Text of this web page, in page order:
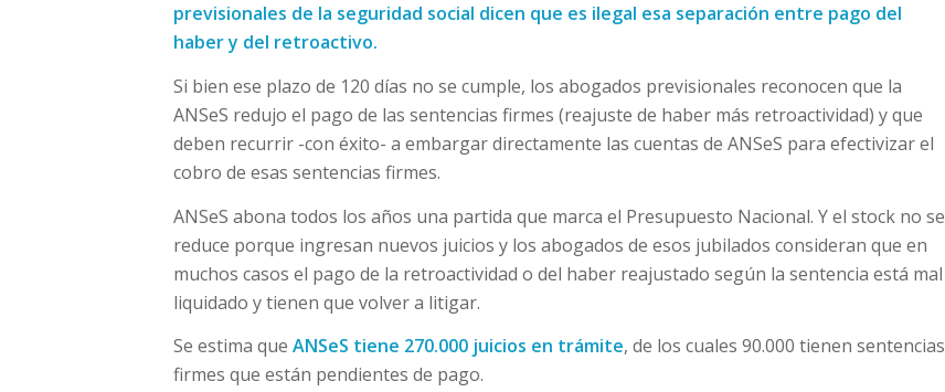
previsionales de la seguridad social dicen que es ilegal esa separación entre pago del
haber y del retroactivo.
Si bien ese plazo de 120 días no se cumple, los abogados previsionales reconocen que la
ANSeS redujo el pago de las sentencias firmes (reajuste de haber más retroactividad) y que
deben recurrir -con éxito- a embargar directamente las cuentas de ANSeS para efectivizar el
cobro de esas sentencias firmes.
ANSeS abona todos los años una partida que marca el Presupuesto Nacional. Y el stock no se
reduce porque ingresan nuevos juicios y los abogados de esos jubilados consideran que en
muchos casos el pago de la retroactividad o del haber reajustado según la sentencia está mal
liquidado y tienen que volver a litigar.
Se estima que ANSeS tiene 270.000 juicios en trámite, de los cuales 90.000 tienen sentencias
firmes que están pendientes de pago.